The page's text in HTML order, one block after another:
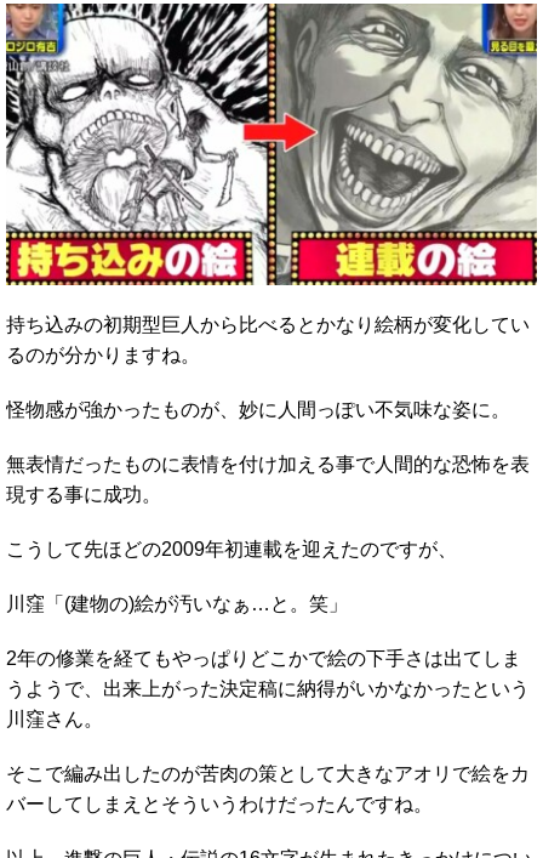
持ち込みの初期型巨人から比べるとかなり絵柄が変化してい
るのが分かりますね。
怪物感が強かったものが、妙に人間っぽい不気味な姿に。
無表情だったものに表情を付け加える事で人間的な恐怖を表
現する事に成功。
こうして先ほどの2009年初連載を迎えたのですが、
川窪「(建物の)絵が汚いなぁ…と。笑」
2年の修業を経てもやっぱりどこかで絵の下手さは出てしま
うようで、出来上がった決定稿に納得がいかなかったという
川窪さん。
そこで編み出したのが苦肉の策として大きなアオリで絵をカ
バーしてしまえとそういうわけだったんですね。